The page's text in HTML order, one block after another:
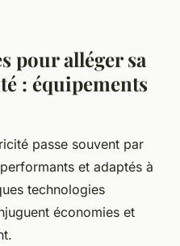
pour alléger sa
: équipements
passe souvent par
et adaptés à
technologies
économies et